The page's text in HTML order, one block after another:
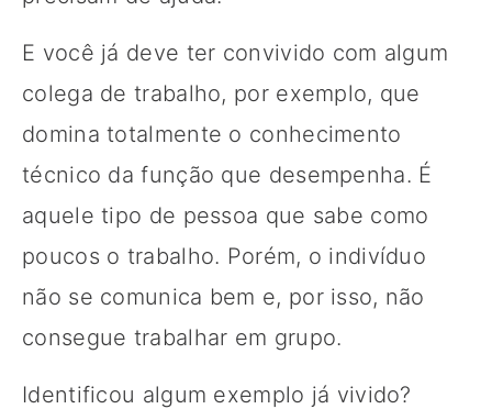
E você já deve ter convivido com algum
colega de trabalho, por exemplo, que
domina totalmente o conhecimento
técnico da função que desempenha. É
aquele tipo de pessoa que sabe como
poucos o trabalho. Porém, o indivíduo
não se comunica bem e, por isso, não
consegue trabalhar em grupo.
Identificou algum exemplo já vivido?